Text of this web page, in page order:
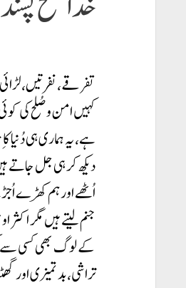
تفرقے، نفرتیں،
کہیں امن و صُلح کی
ہے، یہ ہماری ہی
دیکھ کر ہی جل جاتے
اُٹھے اور ہم کھڑے
جنم لیتے ہیں مگر
کے لوگ بھی کسی سے
تراشی، بد تمیزی اور